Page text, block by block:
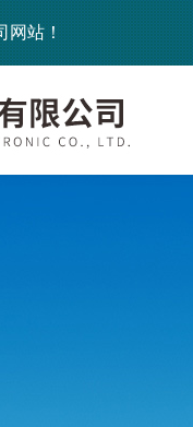
站！